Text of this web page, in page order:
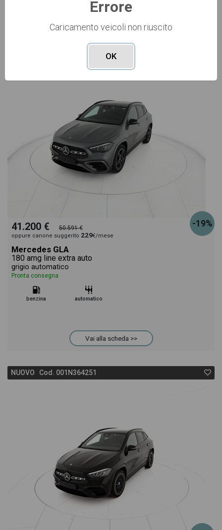
Vai alla scheda >>
-19%
41.200 € 50.591 €
oppure canone suggerito 229€/mese
Mercedes GLA
180 amg line extra auto
grigio automatico
Pronta consegna
benzina automatico
Vai alla scheda >>
NUOVO Cod. 001N364251
Errore
Caricamento veicoli non riuscito
OK